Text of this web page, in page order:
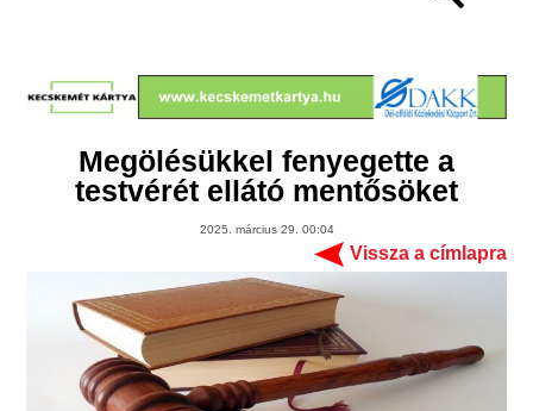
Megölésükkel fenyegette a
testvérét ellátó mentősöket
2025. március 29. 00:04
Vissza a címlapra